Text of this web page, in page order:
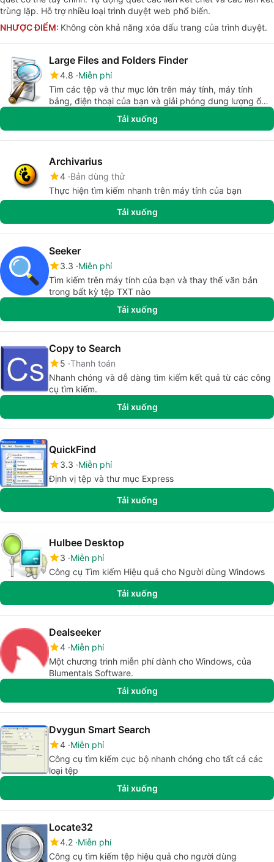
trùng lặp. Hỗ trợ nhiều loại trình duyệt web phổ biến.
NHƯỢC ĐIỂM: Không còn khả năng xóa dấu trang của trình duyệt.
Large Files and Folders Finder
4.8 Miễn phí
Tìm các tệp và thư mục lớn trên máy tính, máy tính
bảng, điện thoại của bạn và giải phóng dung lượng ổ
Tải xuống
Archivarius
4 Bản dùng thử
Thực hiện tìm kiếm nhanh trên máy tính của bạn
Tải xuống
Seeker
3.3 Miễn phí
Tìm kiếm trên máy tính của bạn và thay thế văn bản
trong bất kỳ tệp TXT nào
Tải xuống
Copy to Search
5 Thanh toán
Nhanh chóng và dễ dàng tìm kiếm kết quả từ các công
cụ tìm kiếm.
Tải xuống
QuickFind
3.3 Miễn phí
Định vị tệp và thư mục Express
Tải xuống
Hulbee Desktop
3 Miễn phí
Công cụ Tìm kiếm Hiệu quả cho Người dùng Windows
Tải xuống
Dealseeker
4 Miễn phí
Một chương trình miễn phí dành cho Windows, của
Blumentals Software.
Tải xuống
Dvygun Smart Search
4 Miễn phí
Công cụ tìm kiếm cục bộ nhanh chóng cho tất cả các
loại tệp
Tải xuống
Locate32
4.2 Miễn phí
Công cụ tìm kiếm tệp hiệu quả cho người dùng